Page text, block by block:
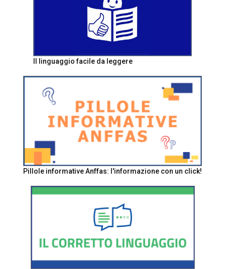
Il linguaggio facile da leggere
Pillole informative Anffas: l'informazione con un click!